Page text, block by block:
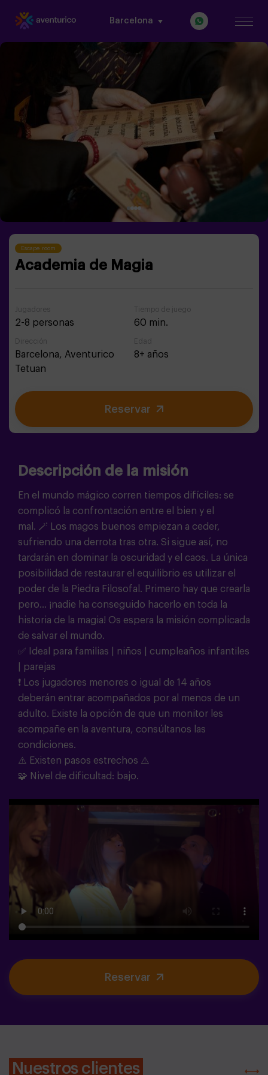
Barcelona
Escape room
Academia de Magia
Jugadores
2-8 personas
Tiempo de juego
60 min.
Dirección
Barcelona, Aventurico
Tetuan
Edad
8+ años
Reservar
Descripción de la misión
En el mundo mágico corren tiempos difíciles: se
complicó la confrontación entre el bien y el
mal. 🪄
Los magos buenos empiezan a ceder,
sufriendo una derrota tras otra. Si sigue así, no
tardarán en dominar la oscuridad y el caos. La única
posibilidad de restaurar el equilibrio es utilizar el
poder de la Piedra Filosofal. Primero hay que crearla
pero... ¡nadie ha conseguido hacerlo en toda la
historia de la magia! Os espera la misión complicada
de salvar el mundo.
✅ Ideal para familias | niños | cumpleaños infantiles
| parejas
❗ Los jugadores menores o igual de 14 años
deberán entrar acompañados por al menos de un
adulto. Existe la opción de que un monitor les
acompañe en la aventura, consúltanos las
condiciones.
⚠️ Existen pasos estrechos ⚠️
🧩 Nivel de dificultad: bajo.
Reservar
Nuestros clientes